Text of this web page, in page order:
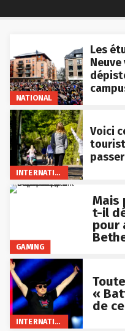
NATIONAL
Les
INTERNATIONAL
Voici
GAMING
Mais
t-il
pour
INTERNATIONAL
«
de